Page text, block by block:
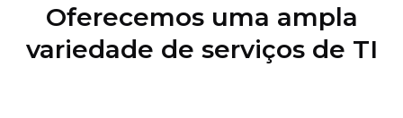
Oferecemos uma ampla
variedade de serviços de TI